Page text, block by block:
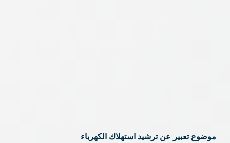
موضوع تعبير عن ترشيد استهلاك الكهرباء